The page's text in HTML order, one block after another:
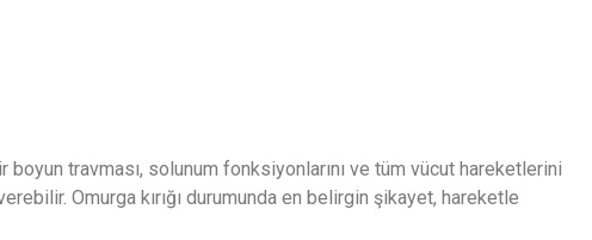
travması, solunum fonksiyonlarını ve tüm vücut hareketlerini
Omurga kırığı durumunda en belirgin şikayet, hareketle